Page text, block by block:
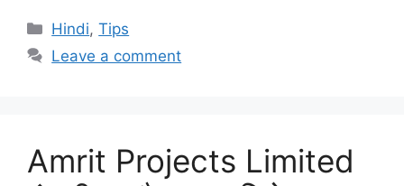
Categories
Hindi,Tips
Leave a comment
Amrit Projects Limited